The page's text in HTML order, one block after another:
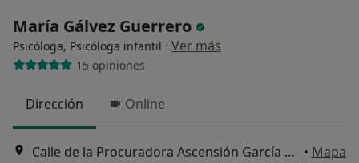
María Gálvez Guerrero
Psicóloga, Psicóloga infantil · Ver más
15 opiniones
Dirección Online
Calle de la Procuradora Ascensión García Ortíz , Edificio Cartuja Center, 2ª Planta, Tomares • Mapa